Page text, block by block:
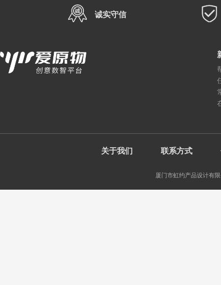
诚实守信
关于我们 联系方式
厦门市虹约产品设计有